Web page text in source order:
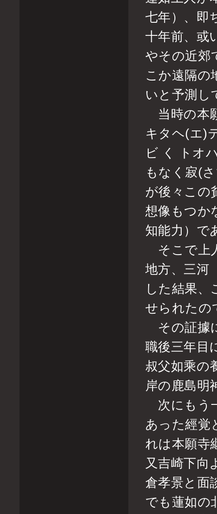
七年）、即
十年前、或
やその近郊
こか遠隔の
いと予測し
当時の本
キタヘ(エ)
ビ く トオ
もなく寂(
が後々この
想像もつか
知能力）で
そこで上
地方、三河
した結果、
せられたの
その証據
職後三年目
叔父如乘の
岸の鹿島明
次にもう
あった經覚
れは本願寺
又吉崎下向
倉孝景と面
でも蓮如の